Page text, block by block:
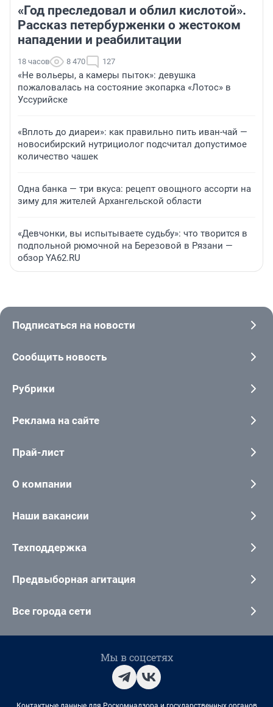
«Год преследовал и облил кислотой».
Рассказ петербурженки о жестоком
нападении и реабилитации
18 часов 8 470 127
«Не вольеры, а камеры пыток»: девушка
пожаловалась на состояние экопарка «Лотос» в
Уссурийске
«Вплоть до диареи»: как правильно пить иван-чай —
новосибирский нутрициолог подсчитал допустимое
количество чашек
Одна банка — три вкуса: рецепт овощного ассорти на
зиму для жителей Архангельской области
«Девчонки, вы испытываете судьбу»: что творится в
подпольной рюмочной на Березовой в Рязани —
обзор YA62.RU
Подписаться на новости
Сообщить новость
Рубрики
Реклама на сайте
Прай-лист
О компании
Наши вакансии
Техподдержка
Предвыборная агитация
Все города сети
Мы в соцсетях